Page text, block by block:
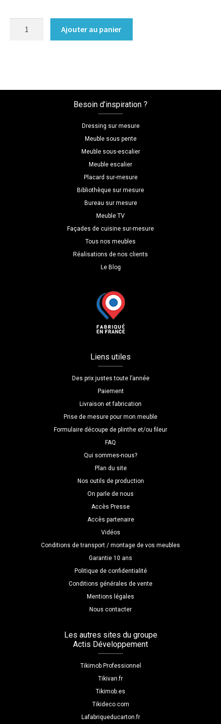
Ajouter au panier
Besoin d’inspiration ?
Dressing sur mesure
Meuble sous pente
Meuble sous-escalier
Meuble escalier
Placard sur-mesure
Bibliothèque sur mesure
Bureau sur mesure
Meuble TV
Façades de cuisine sur-mesure
Tous nos meubles
Réalisations de nos clients
Le Blog
Liens utiles
Des prix justes toute l’année
Paiement
Livraison et fabrication
Prise de mesure pour mon meuble
Formulaire découpe de plinthe et/ou fileur
FAQ
Qui sommes-nous?
Plan du site
Nos outils de production
On parle de nous
Accès Presse
Accès partenaire
Vidéos
Conditions de transport / montage de vos meubles
Garantie 10 ans
Politique de confidentialité
Conditions générales de vente
Mentions légales
Nous contacter
Les autres sites du groupe
Actis Développement
Tikimob Professionnel
Tikivan.fr
Tikimob.es
Tikideco.com
Lafabriqueducarton.fr